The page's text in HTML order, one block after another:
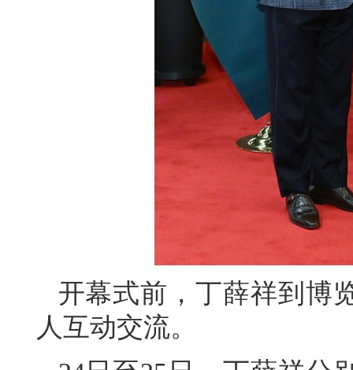
开幕式前，丁薛祥到博
人互动交流。